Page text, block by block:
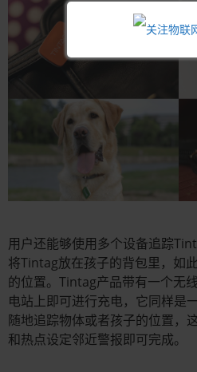
用户还能够使用多个设备追踪
将Tintag放在孩子的背包里，如
的位置。Tintag产品带有一个无
电站上即可进行充电，它同样是
随地追踪物体或者孩子的位置，
和热点设定邻近警报即可完成。